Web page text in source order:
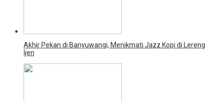
Akhir Pekan di Banyuwangi, Menikmati Jazz Kopi di Lereng
Ijen